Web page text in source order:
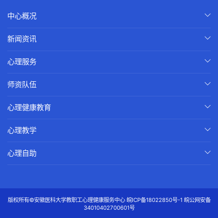
中心概况
新闻资讯
心理服务
师资队伍
心理健康教育
心理教学
心理自助
版权所有©安徽医科大学教职工心理健康服务中心 皖ICP备18022850号-1 皖公网安备
34010402700601号